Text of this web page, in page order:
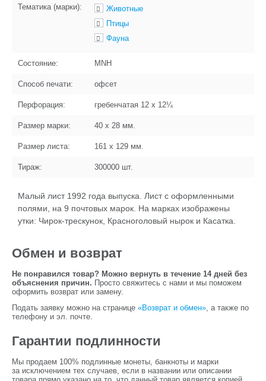
Тематика (марки):
Животные
Птицы
Фауна
Состояние: MNH
Способ печати: офсет
Перфорация: гребенчатая 12 x 12¼
Размер марки: 40 x 28 мм.
Размер листа: 161 x 129 мм.
Тираж: 300000 шт.
Малый лист 1992 года выпуска. Лист с оформленными
полями, на 9 почтовых марок. На марках изображены
утки: Чирок-трескунок, Красноголовый нырок и Касатка.
Обмен и возврат
Не понравился товар? Можно вернуть в течение 14 дней без
объяснения причин. Просто свяжитесь с нами и мы поможем
оформить возврат или замену.
Подать заявку можно на странице «Возврат и обмен», а также по
телефону и эл. почте.
Гарантии подлинности
Мы продаем 100% подлинные монеты, банкноты и марки
за исключением тех случаев, если в названии или описании